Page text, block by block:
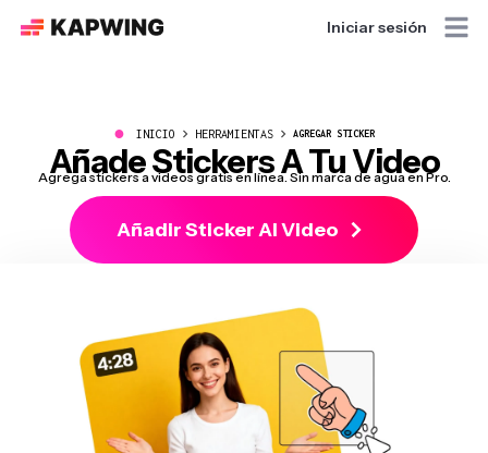
Iniciar sesión
● INICIO HERRAMIENTAS AGREGAR STICKER
Añade Stickers A Tu Video
Agrega stickers a videos gratis en línea. Sin marca de agua en Pro.
Añadir Sticker Al Video